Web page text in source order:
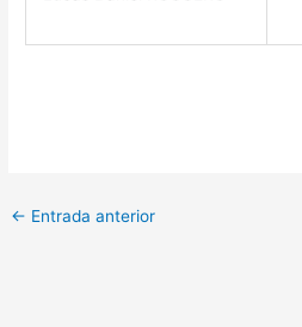
← Entrada anterior